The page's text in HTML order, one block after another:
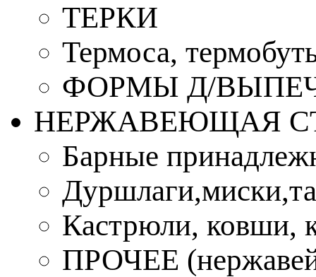
ТЕРКИ
Термоса,
ФОРМЫ Д/
НЕРЖАВЕЮЩАЯ
Барные
Кастрюли, ковши,
ПРОЧЕЕ